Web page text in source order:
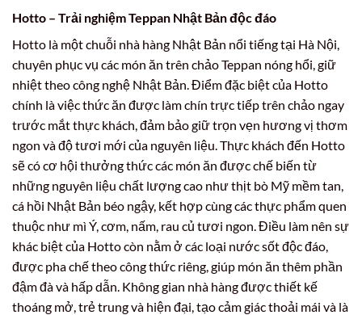
Hotto – Trải nghiệm Teppan Nhật Bản độc đáo
Hotto là một chuỗi nhà hàng Nhật Bản nổi tiếng tại Hà Nội,
chuyên phục vụ các món ăn trên chảo Teppan nóng hổi, giữ
nhiệt theo công nghệ Nhật Bản. Điểm đặc biệt của Hotto
chính là việc thức ăn được làm chín trực tiếp trên chảo ngay
trước mắt thực khách, đảm bảo giữ trọn vẹn hương vị thơm
ngon và độ tươi mới của nguyên liệu. Thực khách đến Hotto
sẽ có cơ hội thưởng thức các món ăn được chế biến từ
những nguyên liệu chất lượng cao như thịt bò Mỹ mềm tan,
cá hồi Nhật Bản béo ngậy, kết hợp cùng các thực phẩm quen
thuộc như mì Ý, cơm, nấm, rau củ tươi ngon. Điều làm nên sự
khác biệt của Hotto còn nằm ở các loại nước sốt độc đáo,
được pha chế theo công thức riêng, giúp món ăn thêm phần
đậm đà và hấp dẫn. Không gian nhà hàng được thiết kế
thoáng mở, trẻ trung và hiện đại, tạo cảm giác thoải mái và là